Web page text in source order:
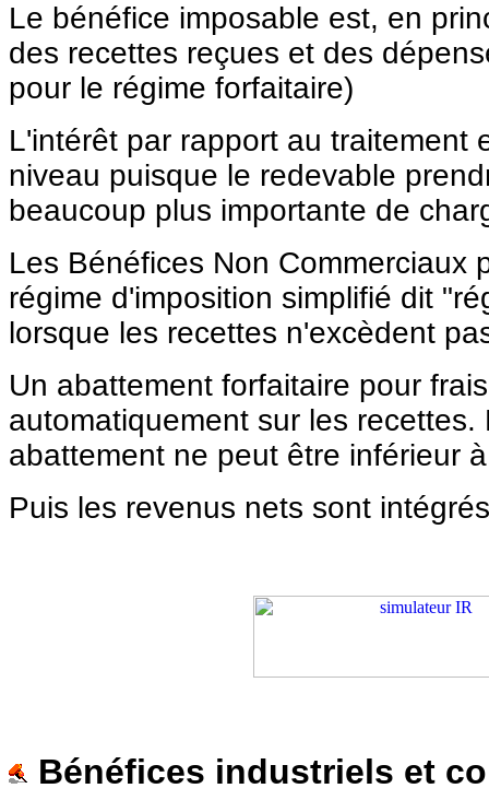
Le bénéfice imposable est, en
des recettes reçues et des
pour le régime forfaitaire)
L'intérêt par rapport au traitement
niveau puisque le redevable
beaucoup plus importante de
Les Bénéfices Non Commerciaux
régime d'imposition simplifié dit
lorsque les recettes n'excèdent
Un abattement forfaitaire pour
automatiquement sur les
abattement ne peut être inférieur
Puis les revenus nets sont
Bénéfices industriels et